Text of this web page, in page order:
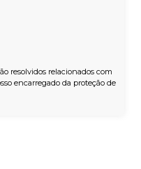
resolvidos relacionados com
encarregado da proteção de